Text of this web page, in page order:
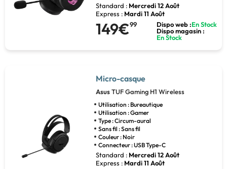
Standard : Mercredi 12 Août
Express : Mardi 11 Août
149€99 Dispo web :En Stock
Dispo magasin :
En Stock
Micro-casque
AsusTUF Gaming H1 Wireless
Utilisation : Bureautique
Utilisation : Gamer
Type : Circum-aural
Sans fil : Sans fil
Couleur : Noir
Connecteur : USB Type-C
Standard : Mercredi 12 Août
Express : Mardi 11 Août